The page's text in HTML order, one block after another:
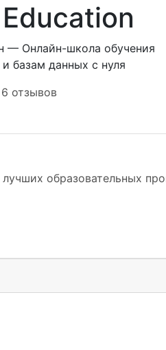
— Онлайн-школа обучения
базам данных с нуля
6 отзывов
образовательных